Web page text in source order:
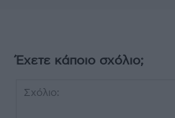
Έχετε κάποιο σχόλιο;